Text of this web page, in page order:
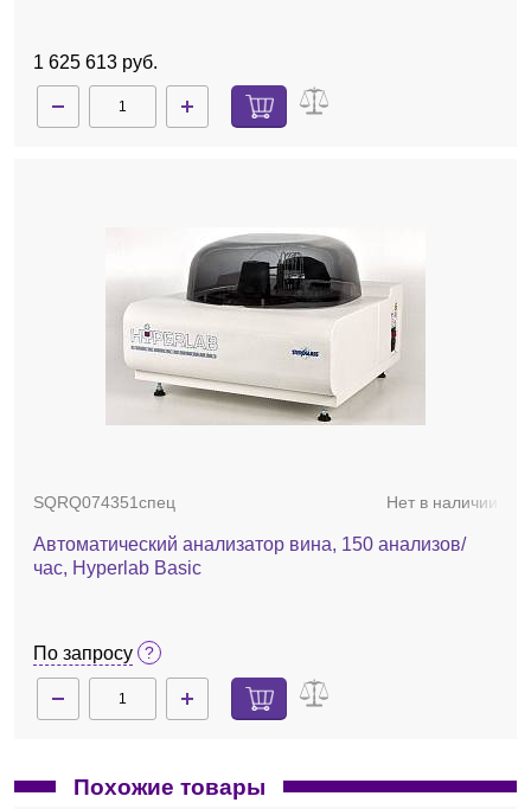
1 625 613 руб.
SQRQ074351спец Нет в наличии
Автоматический анализатор вина, 150 анализов/
час, Hyperlab Basic
По запросу
Похожие товары